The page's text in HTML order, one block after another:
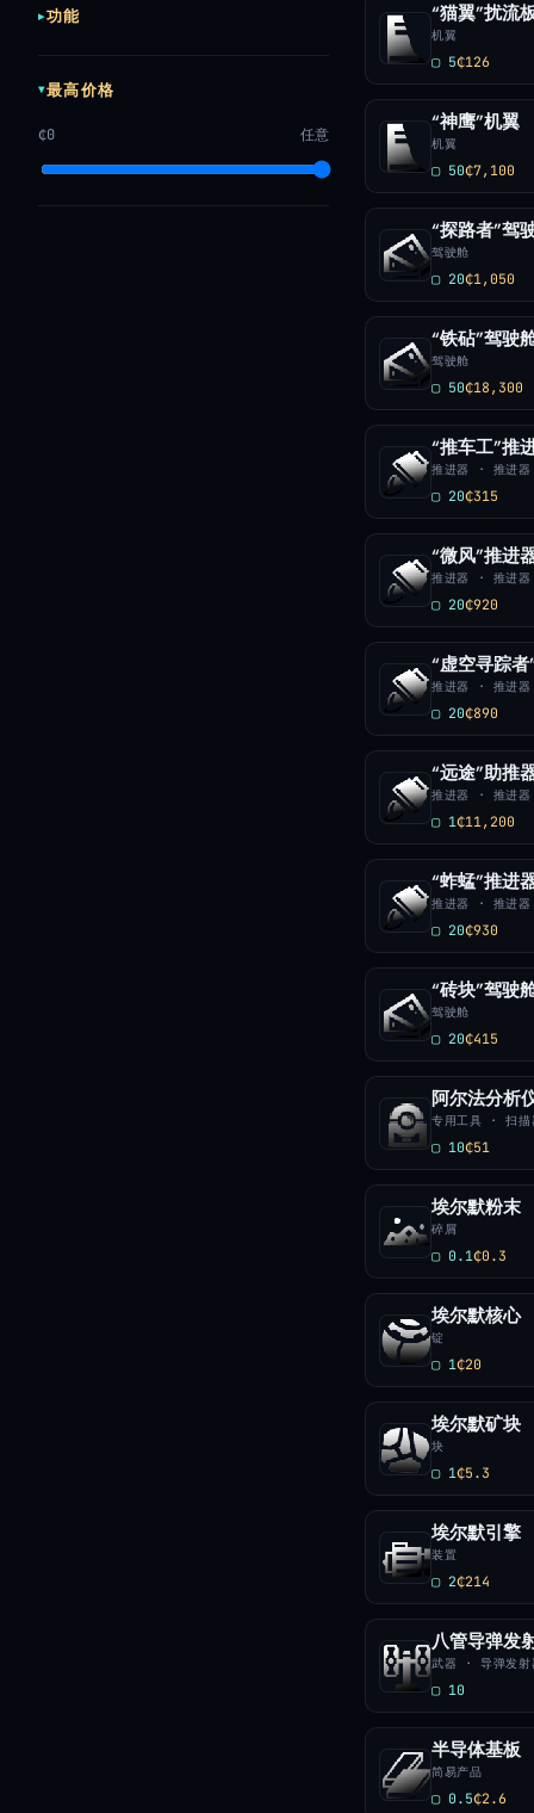
功能
最高价格
₵0 任意
“猫翼”扰流
机翼
▢ 5₵126
“神鹰”机翼
机翼
▢ 50₵7,100
“探路者”驾
驾驶舱
▢ 20₵1,050
“铁砧”驾驶
驾驶舱
▢ 50₵18,300
“推车工”推
推进器 · 推进器
▢ 20₵315
“微风”推进
推进器 · 推进器
▢ 20₵920
“虚空寻踪者
推进器 · 推进器
▢ 20₵890
“远途”助推
推进器 · 推进器
▢ 1₵11,200
“蚱蜢”推进
推进器 · 推进器
▢ 20₵930
“砖块”驾驶
驾驶舱
▢ 20₵415
阿尔法分析
专用工具 · 扫描
▢ 10₵51
埃尔默粉末
碎屑
▢ 0.1₵0.3
埃尔默核心
锭
▢ 1₵20
埃尔默矿块
块
▢ 1₵5.3
埃尔默引擎
装置
▢ 2₵214
八管导弹发
武器 · 导弹发射
▢ 10
半导体基板
简易产品
▢ 0.5₵2.6